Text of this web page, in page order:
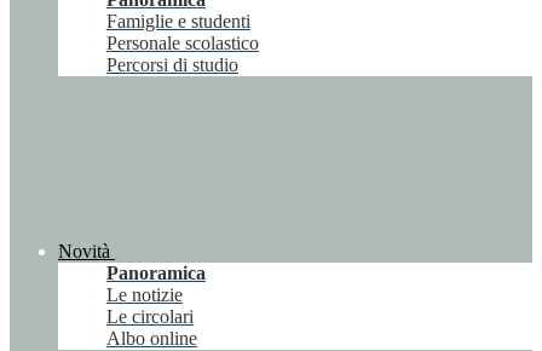
Famiglie e studenti
Personale scolastico
Percorsi di studio
Novità
Panoramica
Le notizie
Le circolari
Albo online